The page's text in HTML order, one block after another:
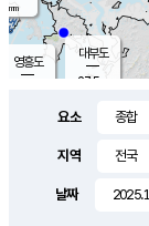
mm
영흥도
대부도
27.5
요소
지역
날짜